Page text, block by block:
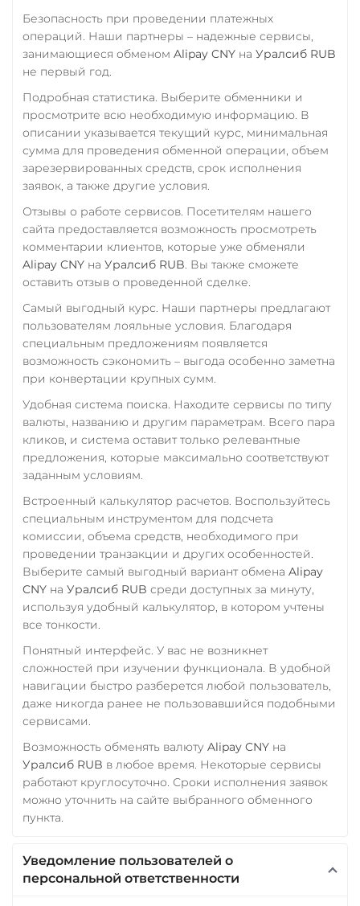
ПУМБ UAH
Райффайзен
РНКБ RUB
Росбанк RUB
Россельхоз банк RUB
RUB KZT QR RUB
СБП RUB
Счет ИП/ООО
RUB USD EUR
Тинькофф
RUB
УкрСиббанк UAH
Фридом Банк KZT
Центр Кредит KZT
Безопасность при проведении платежных
операций. Наши партнеры – надежные сервисы,
занимающиеся обменом Alipay CNY на Уралсиб RUB
не первый год.
Подробная статистика. Выберите обменники и
просмотрите всю необходимую информацию. В
описании указывается текущий курс, минимальная
сумма для проведения обменной операции, объем
зарезервированных средств, срок исполнения
заявок, а также другие условия.
Отзывы о работе сервисов. Посетителям нашего
сайта предоставляется возможность просмотреть
комментарии клиентов, которые уже обменяли
Alipay CNY на Уралсиб RUB. Вы также сможете
оставить отзыв о проведенной сделке.
Самый выгодный курс. Наши партнеры предлагают
пользователям лояльные условия. Благодаря
специальным предложениям появляется
возможность сэкономить – выгода особенно заметна
при конвертации крупных сумм.
Удобная система поиска. Находите сервисы по типу
валюты, названию и другим параметрам. Всего пара
кликов, и система оставит только релевантные
предложения, которые максимально соответствуют
заданным условиям.
Встроенный калькулятор расчетов. Воспользуйтесь
специальным инструментом для подсчета
комиссии, объема средств, необходимого при
проведении транзакции и других особенностей.
Выберите самый выгодный вариант обмена Alipay
CNY на Уралсиб RUB среди доступных за минуту,
используя удобный калькулятор, в котором учтены
все тонкости.
Понятный интерфейс. У вас не возникнет
сложностей при изучении функционала. В удобной
навигации быстро разберется любой пользователь,
даже никогда ранее не пользовавшийся подобными
сервисами.
Возможность обменять валюту Alipay CNY на
Уралсиб RUB в любое время. Некоторые сервисы
работают круглосуточно. Сроки исполнения заявок
можно уточнить на сайте выбранного обменного
пункта.
Уведомление пользователей о
персональной ответственности